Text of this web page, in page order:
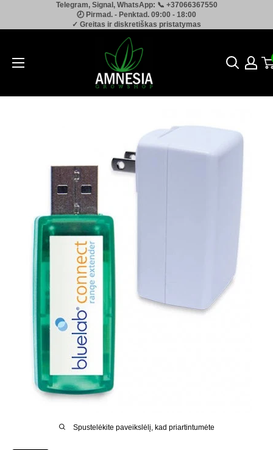
Telegram, Signal, WhatsApp: 📞 +37066367550
🕗 Pirmad. - Penktad. 09:00 - 18:00
✓ Greitas ir diskretiškas pristatymas
Amnesia.lt
Spustelėkite paveikslėlį, kad priartintumėte